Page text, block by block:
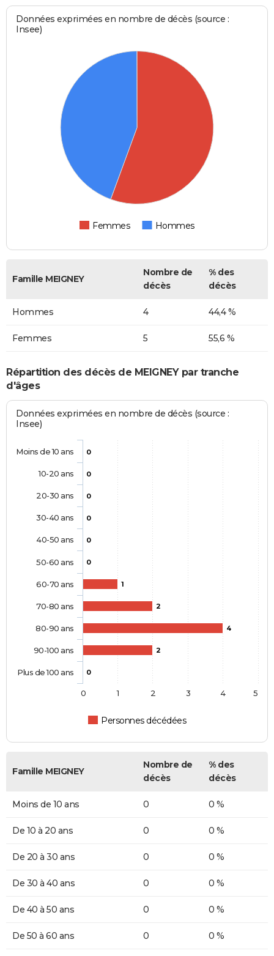
Données exprimées en nombre de décès (source :
Insee)
Femmes Hommes
Famille MEIGNEY
Nombre de
décès
% des
décès
Hommes 4 44,4 %
Femmes 5 55,6 %
Répartition des décès de MEIGNEY par tranche
d'âges
Données exprimées en nombre de décès (source :
Insee)
0
0
0
0
0
0
1
2
4
2
0
Personnes décédées
Moins de 10 ans
10-20 ans
20-30 ans
30-40 ans
40-50 ans
50-60 ans
60-70 ans
70-80 ans
80-90 ans
90-100 ans
Plus de 100 ans
0 1 2 3 4 5
Famille MEIGNEY
Nombre de
décès
% des
décès
Moins de 10 ans 0 0 %
De 10 à 20 ans 0 0 %
De 20 à 30 ans 0 0 %
De 30 à 40 ans 0 0 %
De 40 à 50 ans 0 0 %
De 50 à 60 ans 0 0 %